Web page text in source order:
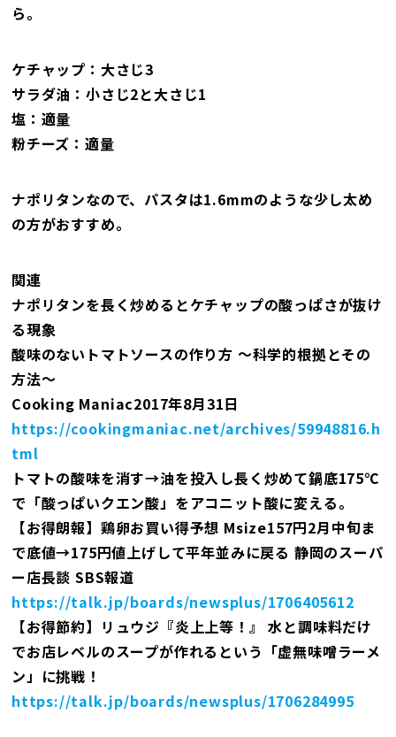
ら。
ケチャップ：大さじ3
サラダ油：小さじ2と大さじ1
塩：適量
粉チーズ：適量
ナポリタンなので、パスタは1.6mmのような少し太め
の方がおすすめ。
関連
ナポリタンを長く炒めるとケチャップの酸っぱさが抜け
る現象
酸味のないトマトソースの作り方 ～科学的根拠とその
方法～
Cooking Maniac2017年8月31日
https://cookingmaniac.net/archives/59948816.h
tml
トマトの酸味を消す→油を投入し長く炒めて鍋底175℃
で「酸っぱいクエン酸」をアコニット酸に変える。
【お得朗報】鶏卵お買い得予想 Msize157円2月中旬ま
で底値→175円値上げして平年並みに戻る 静岡のスーパ
ー店長談 SBS報道
https://talk.jp/boards/newsplus/1706405612
【お得節約】リュウジ『炎上上等！』 水と調味料だけ
でお店レベルのスープが作れるという「虚無味噌ラーメ
ン」に挑戦！
https://talk.jp/boards/newsplus/1706284995